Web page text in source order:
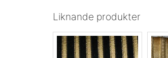
Liknande produkter